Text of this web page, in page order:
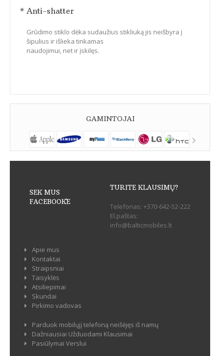
* Anti-shatter
Grūdimo stiklo dėka sudaužius stikliuką jis neišbyra į
šipulius ir išlieka tinkamas
naudojimui, net ir įskilęs.
GAMINTOJAI
SEK MUS
FACEBOOK`E
TURITE KLAUSIMŲ?
Telefonas: +370-642-52-222
El.paštas:
info@balticmobiles.lt
Apie mus
Kontaktai
Straipsniai
Taisyklės
Atsiliepimai
Skundai
Pirkimo vadovas
Parduok mobilųjį telefoną neišėjęs iš namų
Dažniausiai Užduodami Klausimai
Pasiūlymai Verslui